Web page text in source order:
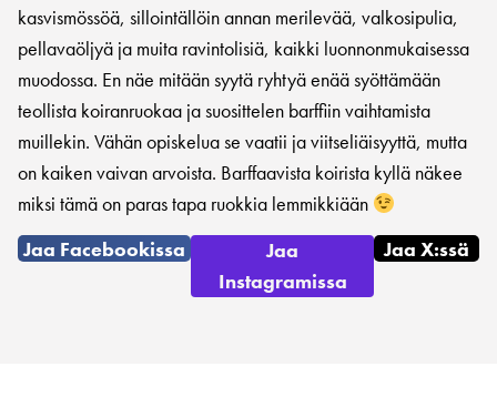
kasvismössöä, sillointällöin annan merilevää, valkosipulia,
pellavaöljyä ja muita ravintolisiä, kaikki luonnonmukaisessa
muodossa. En näe mitään syytä ryhtyä enää syöttämään
teollista koiranruokaa ja suosittelen barffiin vaihtamista
muillekin. Vähän opiskelua se vaatii ja viitseliäisyyttä, mutta
on kaiken vaivan arvoista. Barffaavista koirista kyllä näkee
miksi tämä on paras tapa ruokkia lemmikkiään
Jaa Facebookissa
Jaa
Instagramissa
Jaa X:ssä